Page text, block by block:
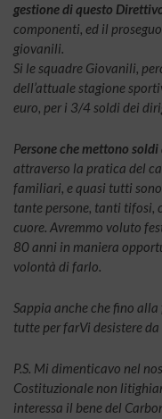
gestione di questo
componenti, ed il
giovanili.
Si le squadre Giovanili,
dell’attuale stagione
euro, per i 3/4 soldi dei
Persone che mettono
attraverso la pratica del
familiari, e quasi tutti
tante persone, tanti tifosi,
cuore. Avremmo voluto
80 anni in maniera
volontà di farlo.
Sappia anche che fino alla
tutte per farVi desistere
P.S. Mi dimenticavo nel
Costituzionale non
interessa il bene del